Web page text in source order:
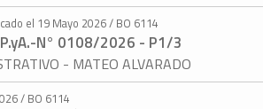
el 19 Mayo 2026 / BO 6114
N° 0108/2026 - P1/3
- MATEO ALVARADO
/ BO 6114